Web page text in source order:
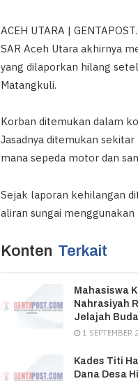
ACEH UTARA |
SAR Aceh Utara akhirnya
yang dilaporkan hilang
Matangkuli.
Korban ditemukan dalam
Jasadnya ditemukan
mana sepeda motor dan
Sejak laporan kehilangan
aliran sungai
Konten Terkait
Mahasiswa
Nahrasiyah
Jelajah
1 SEPTEMBER
Kades Titi
Dana Desa